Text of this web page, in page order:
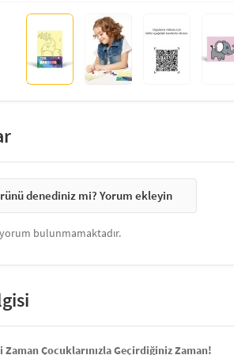
denediniz mi? Yorum ekleyin
bulunmamaktadır.
Zaman Çocuklarınızla Geçirdiğiniz Zaman!